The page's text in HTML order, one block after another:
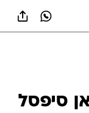
סיפסל